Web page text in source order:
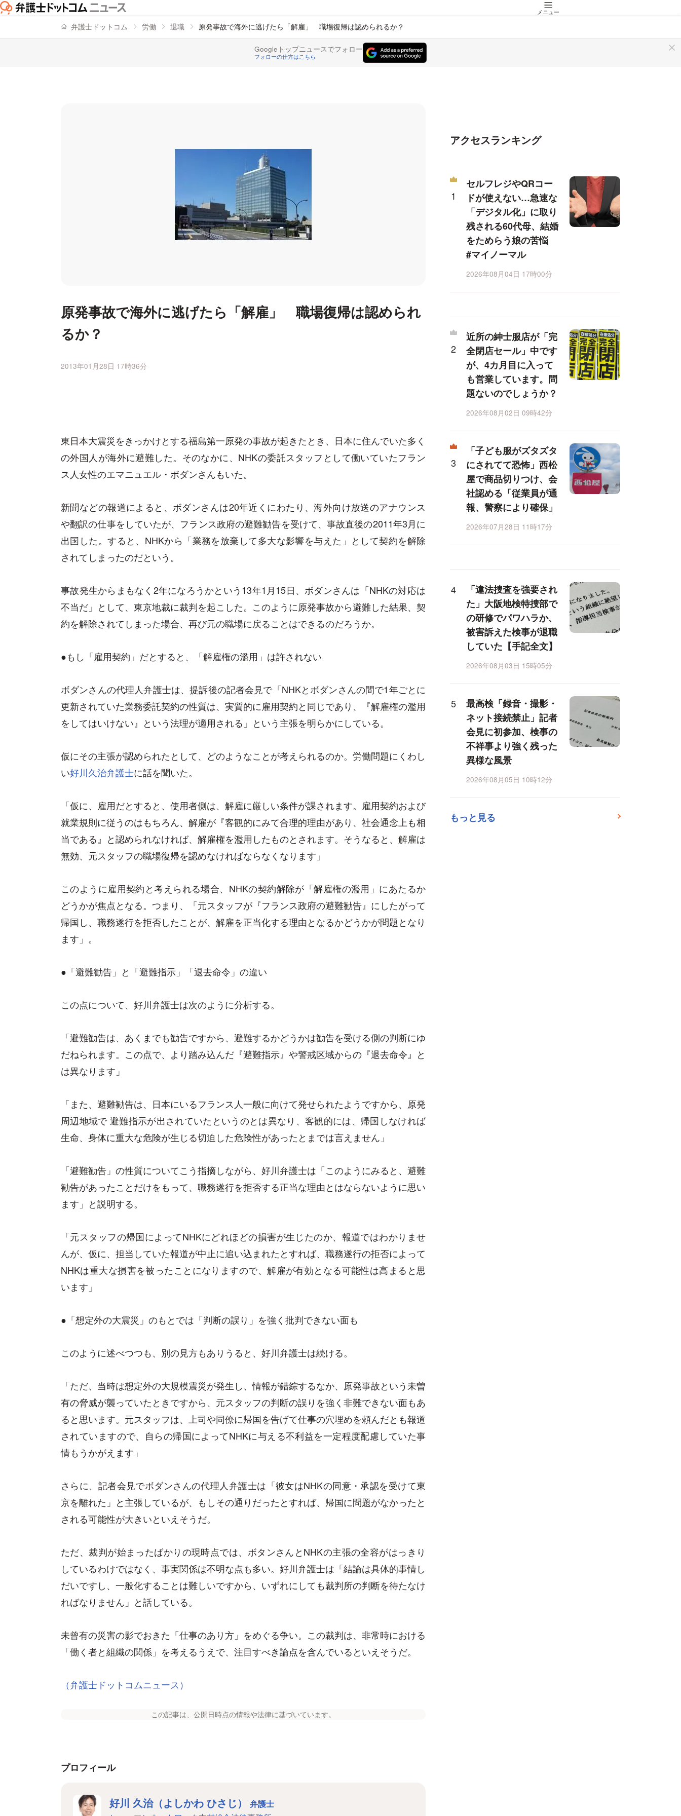
メニュー
弁護士ドットコム 労働 退職 原発事故で海外に逃げたら「解雇」 職場復帰は認められるか？
Googleトップニュースでフォロー
フォローの仕方はこちら
原発事故で海外に逃げたら「解雇」 職場復帰は認められ
るか？
2013年01月28日 17時36分
東日本大震災をきっかけとする福島第一原発の事故が起きたとき、日本に住んでいた多く
の外国人が海外に避難した。そのなかに、NHKの委託スタッフとして働いていたフラン
ス人女性のエマニュエル・ボダンさんもいた。
新聞などの報道によると、ボダンさんは20年近くにわたり、海外向け放送のアナウンス
や翻訳の仕事をしていたが、フランス政府の避難勧告を受けて、事故直後の2011年3月に
出国した。すると、NHKから「業務を放棄して多大な影響を与えた」として契約を解除
されてしまったのだという。
事故発生からまもなく2年になろうかという13年1月15日、ボダンさんは「NHKの対応は
不当だ」として、東京地裁に裁判を起こした。このように原発事故から避難した結果、契
約を解除されてしまった場合、再び元の職場に戻ることはできるのだろうか。
●もし「雇用契約」だとすると、「解雇権の濫用」は許されない
ボダンさんの代理人弁護士は、提訴後の記者会見で「NHKとボダンさんの間で1年ごとに
更新されていた業務委託契約の性質は、実質的に雇用契約と同じであり、『解雇権の濫用
をしてはいけない』という法理が適用される」という主張を明らかにしている。
仮にその主張が認められたとして、どのようなことが考えられるのか。労働問題にくわし
い好川久治弁護士に話を聞いた。
「仮に、雇用だとすると、使用者側は、解雇に厳しい条件が課されます。雇用契約および
就業規則に従うのはもちろん、解雇が『客観的にみて合理的理由があり、社会通念上も相
当である』と認められなければ、解雇権を濫用したものとされます。そうなると、解雇は
無効、元スタッフの職場復帰を認めなければならなくなります」
このように雇用契約と考えられる場合、NHKの契約解除が「解雇権の濫用」にあたるか
どうかが焦点となる。つまり、「元スタッフが『フランス政府の避難勧告』にしたがって
帰国し、職務遂行を拒否したことが、解雇を正当化する理由となるかどうかが問題となり
ます」。
●「避難勧告」と「避難指示」「退去命令」の違い
この点について、好川弁護士は次のように分析する。
「避難勧告は、あくまでも勧告ですから、避難するかどうかは勧告を受ける側の判断にゆ
だねられます。この点で、より踏み込んだ『避難指示』や警戒区域からの『退去命令』と
は異なります」
「また、避難勧告は、日本にいるフランス人一般に向けて発せられたようですから、原発
周辺地域で 避難指示が出されていたというのとは異なり、客観的には、帰国しなければ
生命、身体に重大な危険が生じる切迫した危険性があったとまでは言えません」
「避難勧告」の性質についてこう指摘しながら、好川弁護士は「このようにみると、避難
勧告があったことだけをもって、職務遂行を拒否する正当な理由とはならないように思い
ます」と説明する。
「元スタッフの帰国によってNHKにどれほどの損害が生じたのか、報道ではわかりませ
んが、仮に、担当していた報道が中止に追い込まれたとすれば、職務遂行の拒否によって
NHKは重大な損害を被ったことになりますので、解雇が有効となる可能性は高まると思
います」
●「想定外の大震災」のもとでは「判断の誤り」を強く批判できない面も
このように述べつつも、別の見方もありうると、好川弁護士は続ける。
「ただ、当時は想定外の大規模震災が発生し、情報が錯綜するなか、原発事故という未曽
有の脅威が襲っていたときですから、元スタッフの判断の誤りを強く非難できない面もあ
ると思います。元スタッフは、上司や同僚に帰国を告げて仕事の穴埋めを頼んだとも報道
されていますので、自らの帰国によってNHKに与える不利益を一定程度配慮していた事
情もうかがえます」
さらに、記者会見でボダンさんの代理人弁護士は「彼女はNHKの同意・承認を受けて東
京を離れた」と主張しているが、もしその通りだったとすれば、帰国に問題がなかったと
される可能性が大きいといえそうだ。
ただ、裁判が始まったばかりの現時点では、ボタンさんとNHKの主張の全容がはっきり
しているわけではなく、事実関係は不明な点も多い。好川弁護士は「結論は具体的事情し
だいですし、一般化することは難しいですから、いずれにしても裁判所の判断を待たなけ
ればなりません」と話している。
未曾有の災害の影でおきた「仕事のあり方」をめぐる争い。この裁判は、非常時における
「働く者と組織の関係」を考えるうえで、注目すべき論点を含んでいるといえそうだ。
（弁護士ドットコムニュース）
この記事は、公開日時点の情報や法律に基づいています。
プロフィール
好川 久治（よしかわ ひさじ） 弁護士
アクセスランキング
セルフレジやQRコー
ドが使えない…急速な
「デジタル化」に取り
残される60代母、結婚
をためらう娘の苦悩
#マイノーマル
2026年08月04日 17時00分
近所の紳士服店が「完
全閉店セール」中です
が、4カ月目に入って
も営業しています。問
題ないのでしょうか？
2026年08月02日 09時42分
「子ども服がズタズタ
にされてて恐怖」西松
屋で商品切りつけ、会
社認める「従業員が通
報、警察により確保」
2026年07月28日 11時17分
「違法捜査を強要され
た」大阪地検特捜部で
の研修でパワハラか、
被害訴えた検事が退職
していた【手記全文】
2026年08月03日 15時05分
最高検「録音・撮影・
ネット接続禁止」記者
会見に初参加、検事の
不祥事より強く残った
異様な風景
2026年08月05日 10時12分
もっと見る